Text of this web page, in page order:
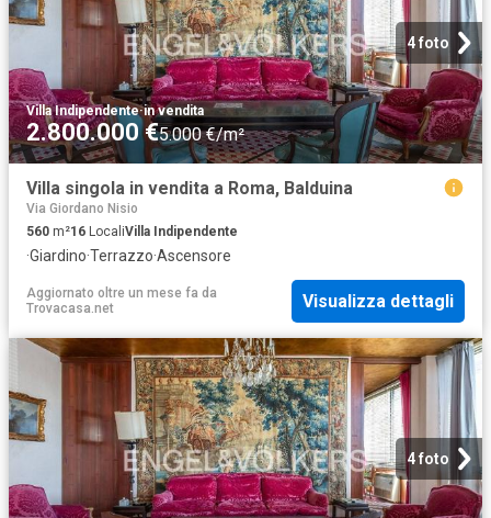
4 foto
Villa Indipendente·in vendita
2.800.000 €5.000 €/m²
Villa singola in vendita a Roma, Balduina
Via Giordano Nisio
560 m²16 LocaliVilla Indipendente
·Giardino·Terrazzo·Ascensore
Aggiornato oltre un mese fa da
Trovacasa.net
Visualizza dettagli
4 foto